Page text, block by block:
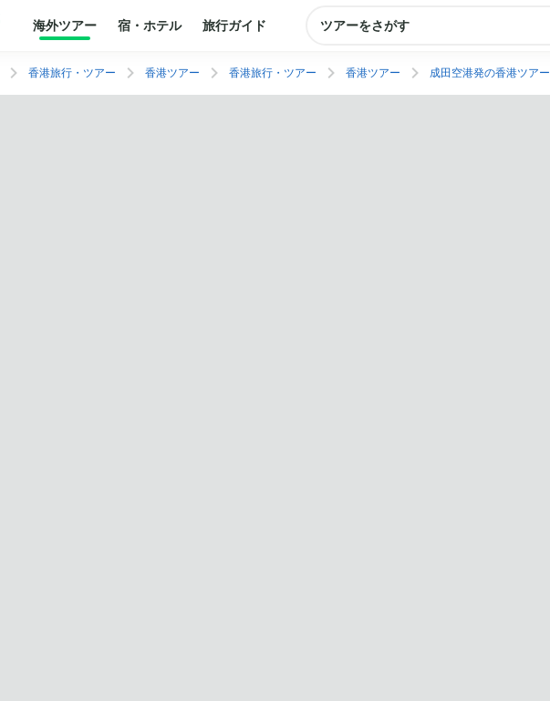
海外ツアー 宿・ホテル 旅行ガイド ツアーをさがす
香港旅行・ツアー 香港ツアー 香港旅行・ツアー 香港ツアー 成田空港発の香港ツアー